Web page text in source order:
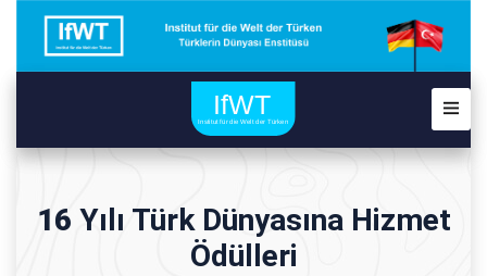
16 Yılı Türk Dünyasına Hizmet
Ödülleri